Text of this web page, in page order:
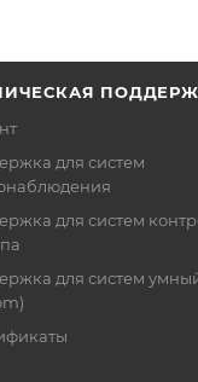
для систем
для систем
для систем